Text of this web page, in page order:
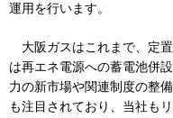
ご
運用を行います。
大阪ガスはこれまで、定
は再エネ電源への蓄電池併設
力の新市場や関連制度の整
も注目されており、当社も